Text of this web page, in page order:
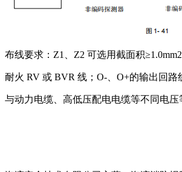
布线要求：Z1、Z2 可选用截面积
耐火 RV 或 BVR 线；O-、O+的输出回
与动力电缆、高低压配电电缆等不同电